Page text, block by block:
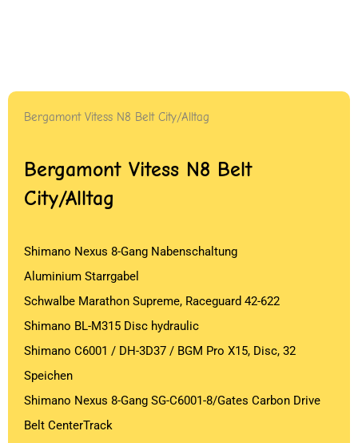
Bergamont Vitess N8 Belt City/Alltag
Bergamont Vitess N8 Belt
City/Alltag
Shimano Nexus 8-Gang Nabenschaltung
Aluminium Starrgabel
Schwalbe Marathon Supreme, Raceguard 42-622
Shimano BL-M315 Disc hydraulic
Shimano C6001 / DH-3D37 / BGM Pro X15, Disc, 32
Speichen
Shimano Nexus 8-Gang SG-C6001-8/Gates Carbon Drive
Belt CenterTrack